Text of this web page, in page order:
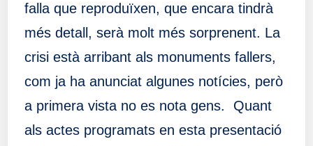
falla que reproduïxen, que encara tindrà
més detall, serà molt més sorprenent. La
crisi està arribant als monuments fallers,
com ja ha anunciat algunes notícies, però
a primera vista no es nota gens. Quant
als actes programats en esta presentació